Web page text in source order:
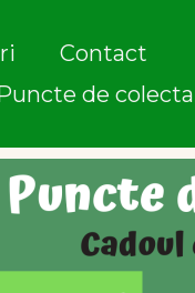
Contact
de